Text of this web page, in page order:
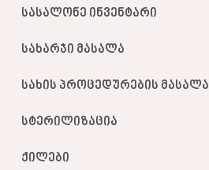
სასალონე ინვენტარი
სახარჯი მასალა
სახის პროცედურების მასალა
სტერილიზაცია
ქილები